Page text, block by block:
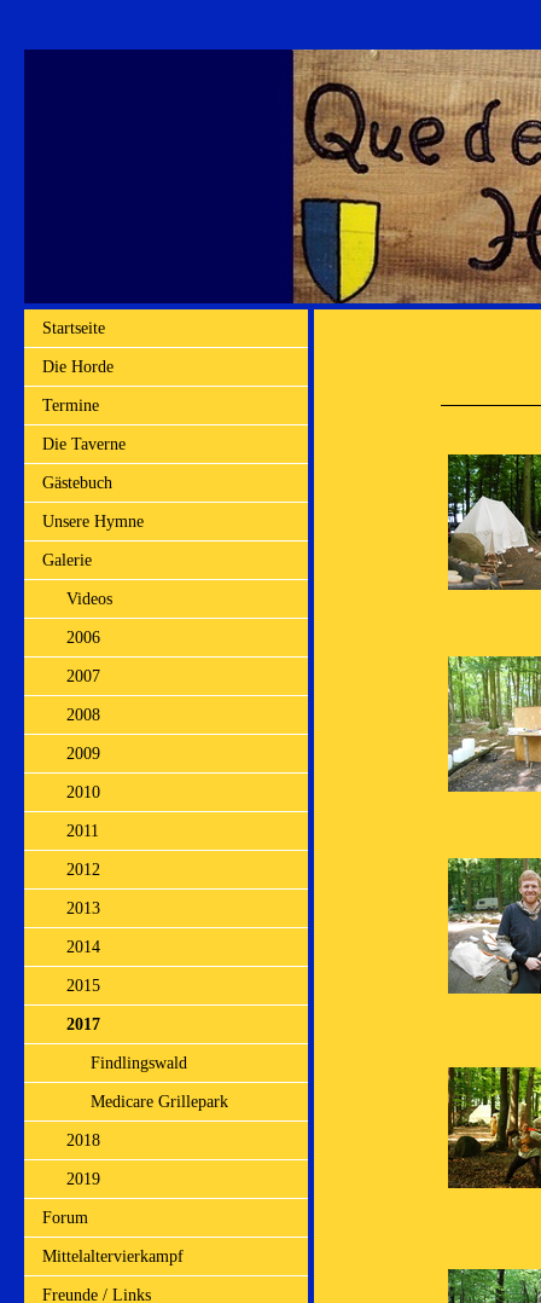
Startseite
Die Horde
Termine
Die Taverne
Gästebuch
Unsere Hymne
Galerie
Videos
2006
2007
2008
2009
2010
2011
2012
2013
2014
2015
2017
Findlingswald
Medicare Grillepark
2018
2019
Forum
Mittelaltervierkampf
Freunde / Links